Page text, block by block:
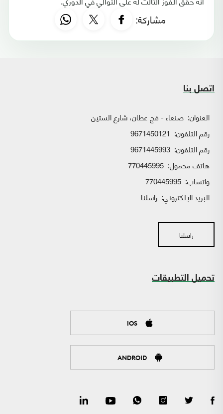
مشاركة:
اتصل بنا
العنوان: صنعاء - فج عطان، شارع الستين
رقم التلفون: 9671450121
رقم التلفون: 9671445993
هاتف محمول: 770445995
واتساب:
البريد الإلكتروني: راسلنا
راسلنا
تحميل التطبيقات
IOS
ANDROID